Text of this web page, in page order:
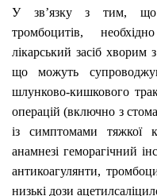
У зв’язку з тим, що
тромбоцитів,
лікарський засіб
що можуть
шлунково-кишкового
операцій (включно з
із симптомами тяжкої
анамнезі геморагічний
антикоагулянти,
низькі дози